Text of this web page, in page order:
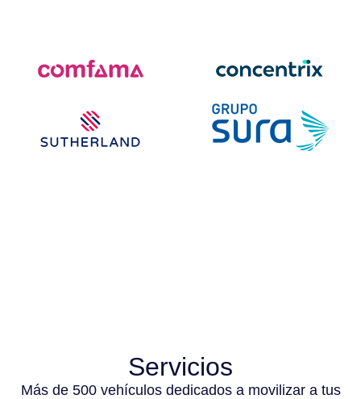
Servicios
Más de 500 vehículos dedicados a movilizar a tus